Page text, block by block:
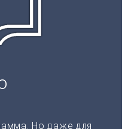
Но даже для